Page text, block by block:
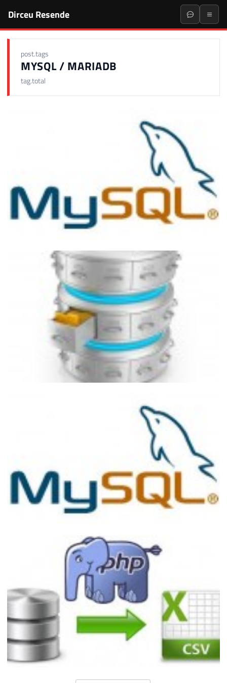
Dirceu Resende
post.tags
MYSQL / MARIADB
tag.total
MySQL - Como converter hora
armazenada como inteiro para uma
coluna do tipo time
03 de julho de 2016 3 min de leitura
4 min de leitura
Desenvolvendo Queries com Ranking no
20 de dezembro de 2014 1 min de leitura